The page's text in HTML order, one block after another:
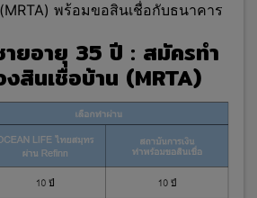
พร้อมขอสินเชื่อกับธนาคาร
ายอายุ 35 ปี : สมัครทำ
สินเชื่อบ้าน (MRTA)